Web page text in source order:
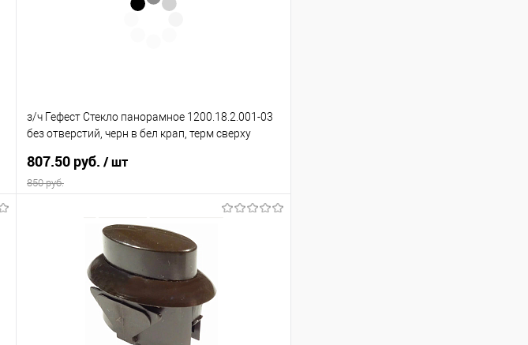
з/ч Гефест Стекло панорамное 1200.18.2.001-03
без отверстий, черн в бел крап, терм сверху
807.50 руб. / шт
850 руб.
В корзину
Купить в 1 клик
Сравнение
В избранное
В наличии